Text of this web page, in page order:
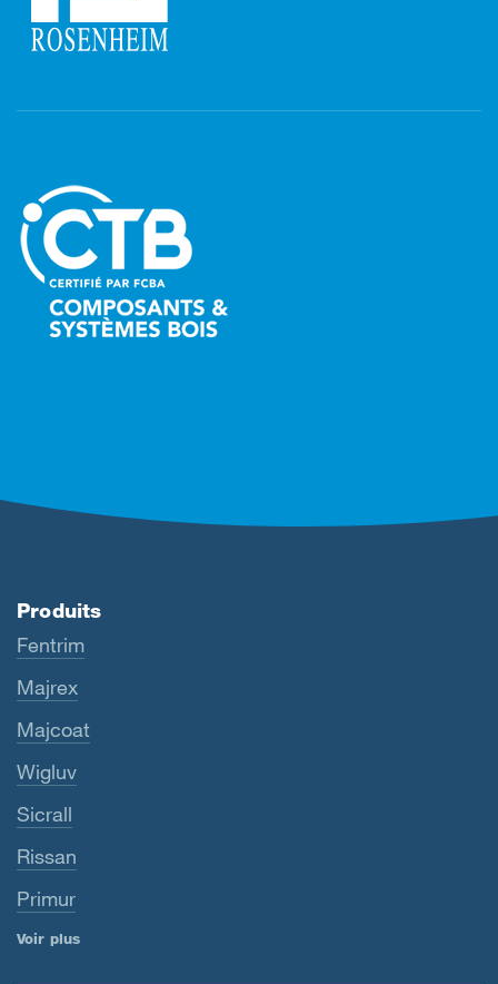
Produits
Fentrim
Majrex
Majcoat
Wigluv
Sicrall
Rissan
Primur
Voir plus